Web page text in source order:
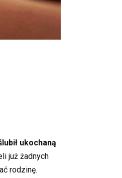
ukochaną
już żadnych
rodzinę.